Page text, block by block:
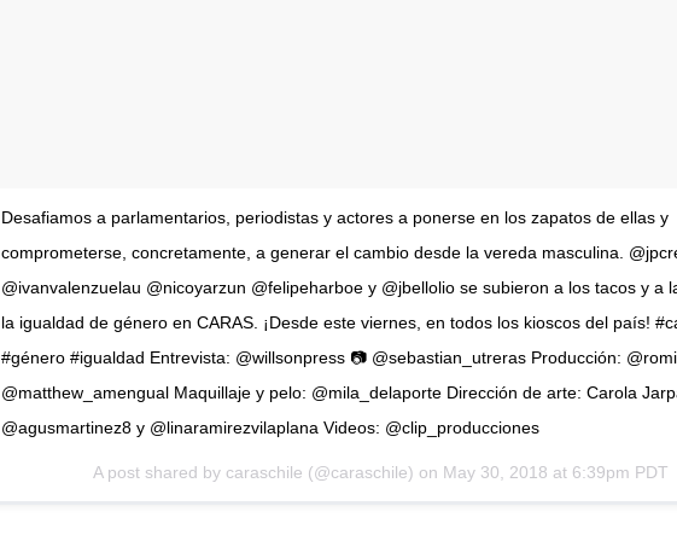
Desafiamos a parlamentarios, periodistas y actores a ponerse en los zapatos de ellas y
comprometerse, concretamente, a generar el cambio desde la vereda masculina.
@ivanvalenzuelau @nicoyarzun @felipeharboe y @jbellolio se subieron a los tacos y a
la igualdad de género en CARAS. ¡Desde este viernes, en todos los kioscos del país!
#género #igualdad Entrevista: @willsonpress 📷 @sebastian_utreras Producción:
@matthew_amengual Maquillaje y pelo: @mila_delaporte Dirección de arte: Carola
@agusmartinez8 y @linaramirezvilaplana Videos: @clip_producciones
A post shared by caraschile (@caraschile) on May 30, 2018 at 6:39pm PDT